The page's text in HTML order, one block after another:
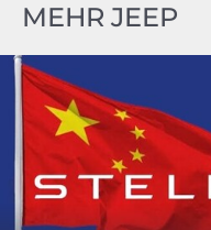
MEHR JEEP